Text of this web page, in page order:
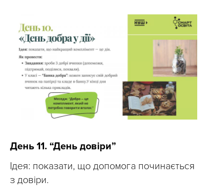
День 11. “День довіри”
Ідея: показати, що допомога починається
з довіри.